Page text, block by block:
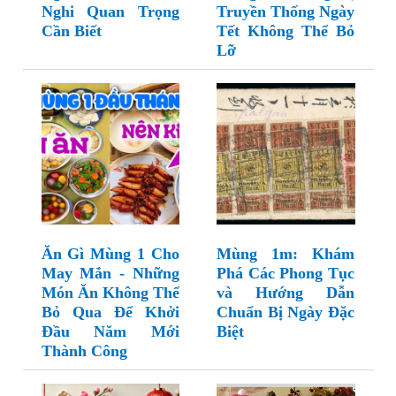
Nghi Quan Trọng
Cần Biết
Truyền Thống Ngày
Tết Không Thể Bỏ
Lỡ
Ăn Gì Mùng 1 Cho
May Mắn - Những
Món Ăn Không Thể
Bỏ Qua Để Khởi
Đầu Năm Mới
Thành Công
Mùng 1m: Khám
Phá Các Phong Tục
và Hướng Dẫn
Chuẩn Bị Ngày Đặc
Biệt